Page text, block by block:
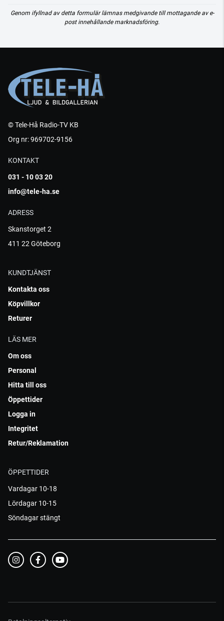
Genom ifyllnad av detta formulär lämnas medgivande till mottagande av e-
post innehållande marknadsföring.
© Tele-Hå Radio-TV KB
Org nr: 969702-9156
KONTAKT
031 - 10 03 20
info@tele-ha.se
ADRESS
Skanstorget 2
411 22 Göteborg
KUNDTJÄNST
Kontakta oss
Köpvillkor
Returer
LÄS MER
Om oss
Personal
Hitta till oss
Öppettider
Logga in
Integritet
Retur/Reklamation
ÖPPETTIDER
Vardagar 10-18
Lördagar 10-15
Söndagar stängt